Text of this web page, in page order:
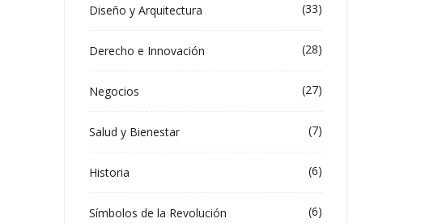
Diseño y Arquitectura (33)
Derecho e Innovación (28)
Negocios (27)
Salud y Bienestar (7)
Historia (6)
Símbolos de la Revolución (6)